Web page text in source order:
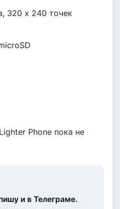
320 х 240 точек
Phone пока не
и в Телеграме.